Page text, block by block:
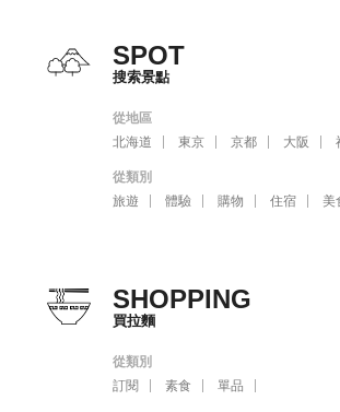
SPOT
搜索景點
從地區
北海道
東京 京都 大阪
從類別
旅遊
體驗 購物 住宿 美
SHOPPING
買拉麵
從類別
訂閱
素食 單品